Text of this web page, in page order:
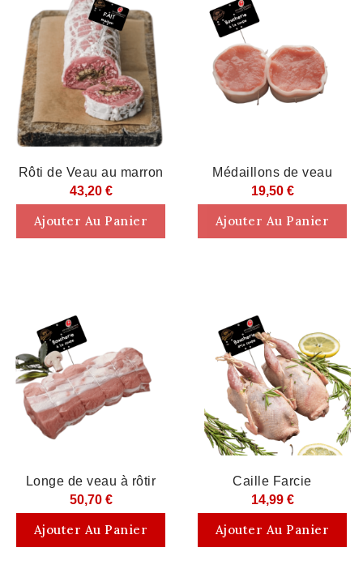
Rôti de Veau au marron
43,20 €
Ajouter Au Panier
Médaillons de veau
19,50 €
Ajouter Au Panier
Longe de veau à rôtir
50,70 €
Ajouter Au Panier
Caille Farcie
14,99 €
Ajouter Au Panier